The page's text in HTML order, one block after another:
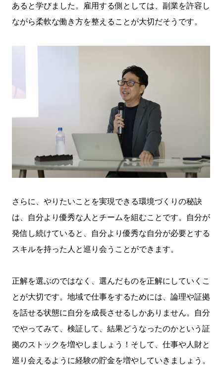
あると学びました。雇用する側としては、副業を許容し
ながら柔軟な働き方を整えることが大切だそうです。
さらに、やりたいことを実現できる環境づくりの秘訣
は、自分より優秀な人とチームを組むことです。自分が
発信し続けていると、自分より優秀な自分が必要とする
スキルを持った人と巡り会うことができます。
正解を選ぶのではなく、選んだものを正解にしていくこ
とが大切です。地域で仕事をするためには、論理や証拠
を話せる状態に自分を成長させるしかありません。自分
でやってみて、検証して、結果どうなったのかという証
拠のストックを増やしましょう！そして、仕事や人財と
巡り会えるように経験の貯金を増やしていきましょう。